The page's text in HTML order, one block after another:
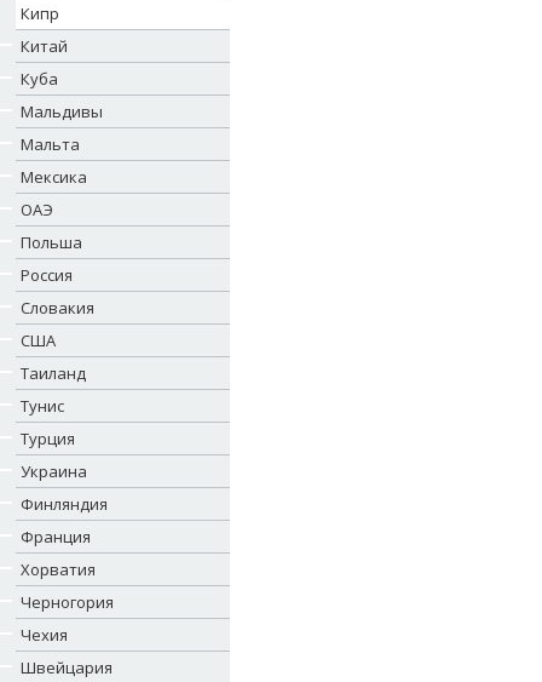
Кипр
Китай
Куба
Мальдивы
Мальта
Мексика
ОАЭ
Польша
Россия
Словакия
США
Таиланд
Тунис
Турция
Украина
Финляндия
Франция
Хорватия
Черногория
Чехия
Швейцария